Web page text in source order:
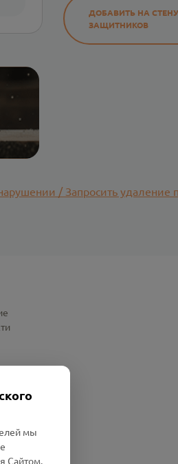
ДОБАВИТЬ НА СТЕНУ
ЗАЩИТНИКОВ
/ Запросить удаление
мы
Сайтом.